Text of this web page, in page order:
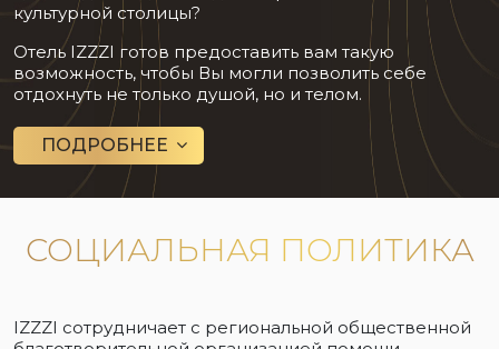
культурной столицы?
Отель IZZZI готов предоставить вам такую
возможность, чтобы Вы могли позволить себе
отдохнуть не только душой, но и телом.
ПОДРОБНЕЕ
СОЦИАЛЬНАЯ ПОЛИТИКА
IZZZI сотрудничает с региональной общественной